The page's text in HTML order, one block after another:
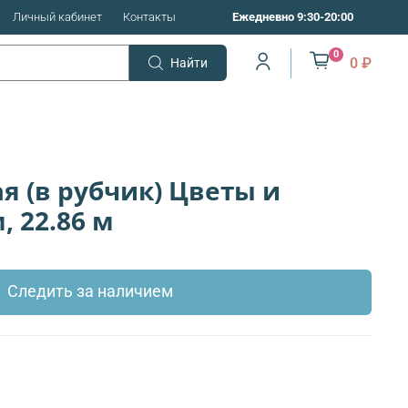
Личный кабинет Контакты Ежедневно 9:30-20:00
Найти
0
0 ₽
(в рубчик) Цветы и
22.86 м
Следить за наличием